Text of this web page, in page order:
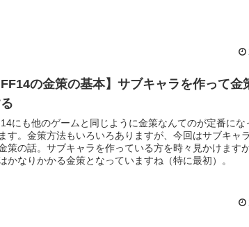
FF14の金策の基本】サブキャラを作って金
にも他のゲームと同じように金策なんてのが定番にな
す。金策方法もいろいろありますが、今回はサブキャ
策の話。サブキャラを作っている方を時々見かけます
かなりかかる金策となっていますね（特に最初）。